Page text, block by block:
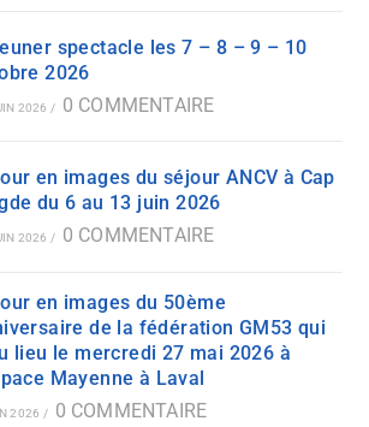
spectacle les 7 – 8 – 9 – 10
2026
2026 / 0 COMMENTAIRE
en images du séjour ANCV à Cap
du 6 au 13 juin 2026
2026 / 0 COMMENTAIRE
en images du 50ème
de la fédération GM53 qui
lieu le mercredi 27 mai 2026 à
Mayenne à Laval
2026 / 0 COMMENTAIRE